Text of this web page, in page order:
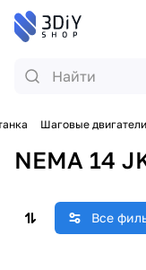
Шаговые двигатели
NEMA 14
Все